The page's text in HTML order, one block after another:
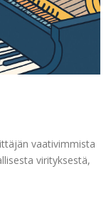
vaativimmista
virityksestä,